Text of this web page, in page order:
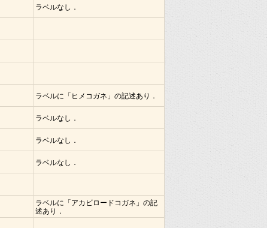
ラベルなし．
ラベルに「ヒメコガネ」の記述あり．
ラベルなし．
ラベルなし．
ラベルなし．
ラベルに「アカビロードコガネ」の記
述あり．